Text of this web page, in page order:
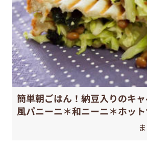
簡単朝ごはん！納豆入りのキ
風パニーニ＊和ニーニ＊ホッ